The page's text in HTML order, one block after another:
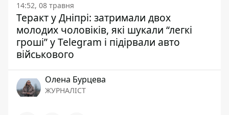
14:52, 08 травня
Теракт у Дніпрі: затримали двох
молодих чоловіків, які шукали “легкі
гроші” у Telegram і підірвали авто
військового
Олена Бурцева
ЖУРНАЛІСТ